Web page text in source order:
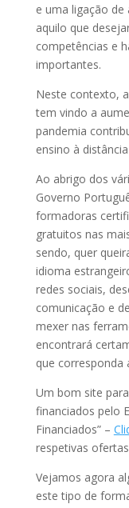
e uma ligação
aquilo que
competências e
importantes.
Neste contexto,
tem vindo a
pandemia
ensino à
Ao abrigo dos
Governo
formadoras
gratuitos nas
sendo, quer
idioma
redes sociais,
comunicação e
mexer nas
encontrará
que corresponda
Um bom site
financiados pelo
Financiados” –
respetivas
Vejamos agora
este tipo de